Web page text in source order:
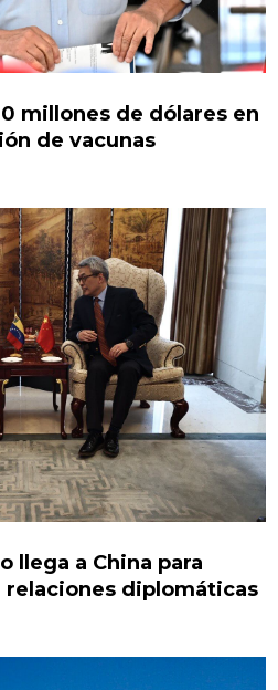
millones de dólares en
de vacunas
llega a China para
relaciones diplomáticas